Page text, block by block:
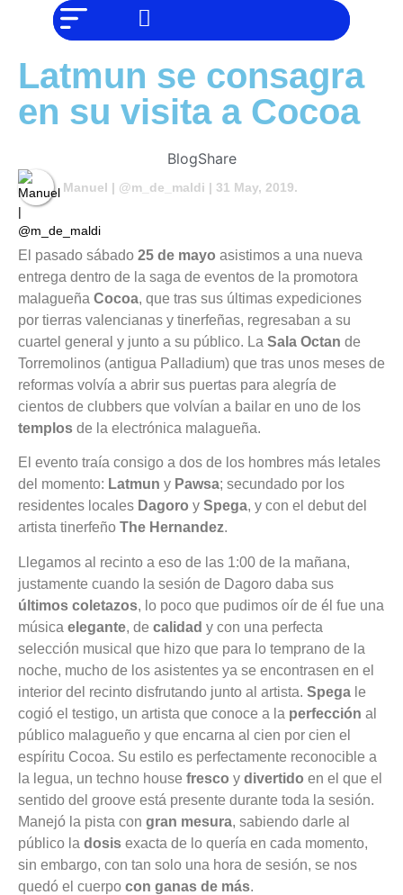
Entrevistas
Foodie
Cultura
Mix
Barras
Del
Mes
Música
PERO IGUAL
AYUDAR
Latmun se consagra
en su visita a Cocoa
BlogShare
Manuel | @m_de_maldi | 31 May, 2019.
El pasado sábado 25 de mayo asistimos a una nueva
entrega dentro de la saga de eventos de la promotora
malagueña Cocoa, que tras sus últimas expediciones
por tierras valencianas y tinerfeñas, regresaban a su
cuartel general y junto a su público. La Sala Octan de
Torremolinos (antigua Palladium) que tras unos meses de
reformas volvía a abrir sus puertas para alegría de
cientos de clubbers que volvían a bailar en uno de los
templos de la electrónica malagueña.
El evento traía consigo a dos de los hombres más letales
del momento: Latmun y Pawsa; secundado por los
residentes locales Dagoro y Spega, y con el debut del
artista tinerfeño The Hernandez.
Llegamos al recinto a eso de las 1:00 de la mañana,
justamente cuando la sesión de Dagoro daba sus
últimos coletazos, lo poco que pudimos oír de él fue una
música elegante, de calidad y con una perfecta
selección musical que hizo que para lo temprano de la
noche, mucho de los asistentes ya se encontrasen en el
interior del recinto disfrutando junto al artista. Spega le
cogió el testigo, un artista que conoce a la perfección al
público malagueño y que encarna al cien por cien el
espíritu Cocoa. Su estilo es perfectamente reconocible a
la legua, un techno house fresco y divertido en el que el
sentido del groove está presente durante toda la sesión.
Manejó la pista con gran mesura, sabiendo darle al
público la dosis exacta de lo quería en cada momento,
sin embargo, con tan solo una hora de sesión, se nos
quedó el cuerpo con ganas de más.